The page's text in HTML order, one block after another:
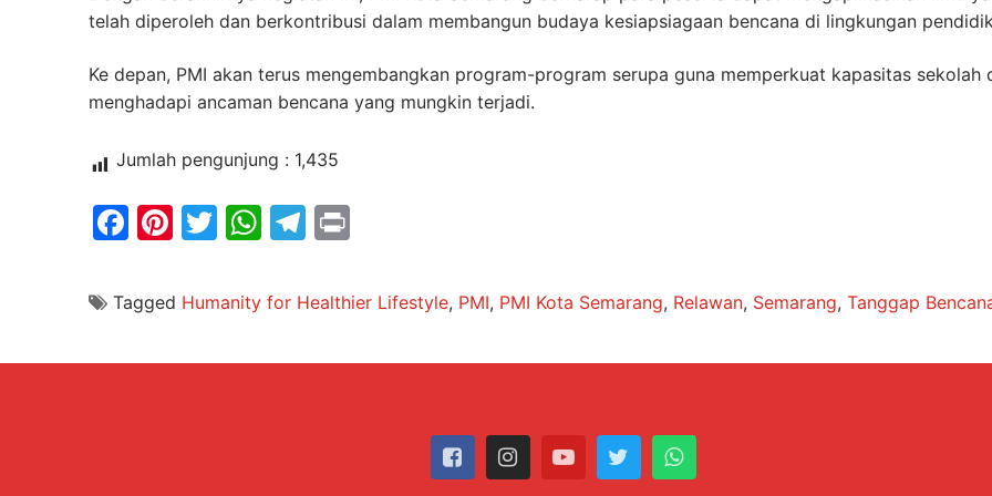
telah diperoleh dan berkontribusi dalam membangun budaya kesiapsiagaan bencana di lingkungan
Ke depan, PMI akan terus mengembangkan program-program serupa guna memperkuat kapasitas sekolah
menghadapi ancaman bencana yang mungkin terjadi.
Jumlah pengunjung : 1,435
Facebook
Pinterest
Twitter
WhatsApp
Telegram
Tagged Humanity for Healthier Lifestyle, PMI, PMI Kota Semarang, Relawan, Semarang, Tanggap